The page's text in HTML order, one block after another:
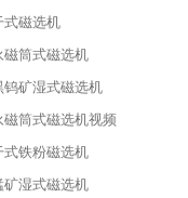
式磁选机
磁筒式磁选机
钨矿湿式磁选机
磁筒式磁选机视频
式铁粉磁选机
矿湿式磁选机